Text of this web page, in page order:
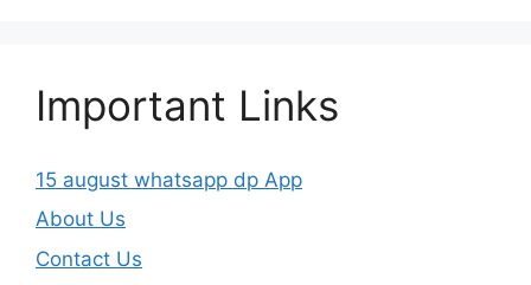
Important Links
15 august whatsapp dp App
About Us
Contact Us